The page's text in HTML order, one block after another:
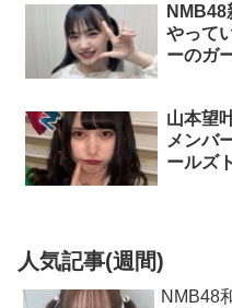
NMB48
やって
ーのガ
山本望
メンバ
ールズ
人気記事(週間)
NMB48